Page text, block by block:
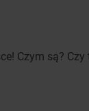
Czym są? Czy